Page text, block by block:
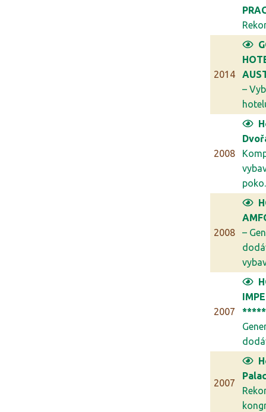
2014
–
2008
2008
–
2007
*****
2007